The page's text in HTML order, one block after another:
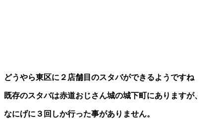
どうやら東区に２店舗目のスタバができるようですね
既存のスタバは赤道おじさん城の城下町にありますが、
なにげに３回しか行った事がありません。